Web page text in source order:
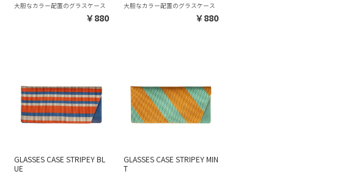
大胆なカラー配置のグラスケース
￥880
大胆なカラー配置のグラスケース
￥880
GLASSES CASE STRIPEY BL
UE
GLASSES CASE STRIPEY MIN
T